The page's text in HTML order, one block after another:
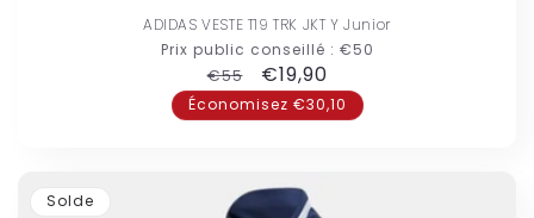
ADIDAS VESTE T19 TRK JKT Y Junior
Prix public conseillé : €50
Prix
habituel
€55
Prix
promotionnel
€19,90
Économisez €30,10
Solde